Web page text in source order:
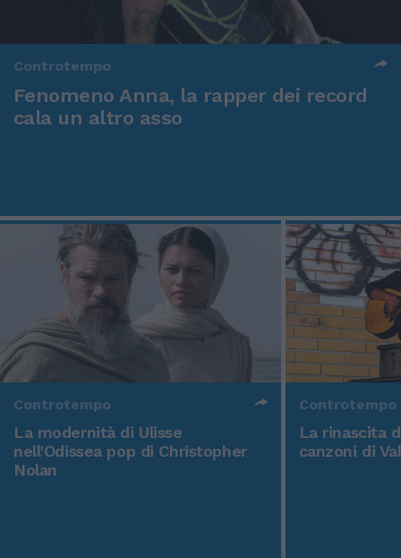
Controtempo
Fenomeno Anna, la rapper dei record
cala un altro asso
Controtempo
La modernità di Ulisse
nell'Odissea pop di Christopher
Nolan
Controtempo
La rinascita
canzoni di